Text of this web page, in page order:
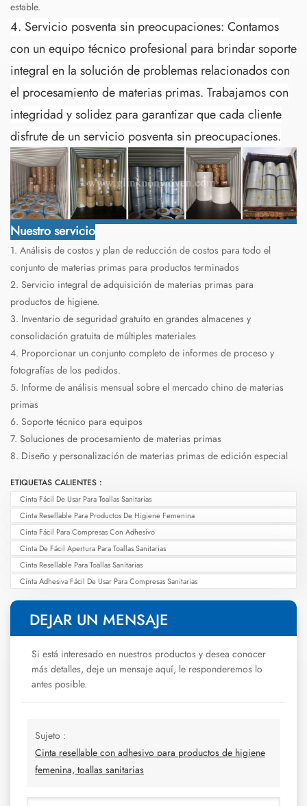
estable.
4. Servicio posventa sin preocupaciones: Contamos
con un equipo técnico profesional para brindar soporte
integral en la solución de problemas relacionados con
el procesamiento de materias primas. Trabajamos con
integridad y solidez para garantizar que cada cliente
disfrute de un servicio posventa sin preocupaciones.
Nuestro servicio
1. Análisis de costos y plan de reducción de costos para todo el
conjunto de materias primas para productos terminados
2. Servicio integral de adquisición de materias primas para
productos de higiene.
3. Inventario de seguridad gratuito en grandes almacenes y
consolidación gratuita de múltiples materiales
4. Proporcionar un conjunto completo de informes de proceso y
fotografías de los pedidos.
5. Informe de análisis mensual sobre el mercado chino de materias
primas
6. Soporte técnico para equipos
7. Soluciones de procesamiento de materias primas
8. Diseño y personalización de materias primas de edición especial
ETIQUETAS CALIENTES :
Cinta Fácil De Usar Para Toallas Sanitarias
Cinta Resellable Para Productos De Higiene Femenina
Cinta Fácil Para Compresas Con Adhesivo
Cinta De Fácil Apertura Para Toallas Sanitarias
Cinta Resellable Para Toallas Sanitarias
Cinta Adhesiva Fácil De Usar Para Compresas Sanitarias
DEJAR UN MENSAJE
Si está interesado en nuestros productos y desea conocer
más detalles, deje un mensaje aquí, le responderemos lo
antes posible.
Sujeto :
Cinta resellable con adhesivo para productos de higiene
femenina, toallas sanitarias